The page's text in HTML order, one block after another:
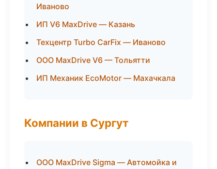
Иваново
ИП V6 MaxDrive — Казань
Техцентр Turbo CarFix — Иваново
ООО MaxDrive V6 — Тольятти
ИП Механик EcoMotor — Махачкала
Компании в Сургут
ООО MaxDrive Sigma — Автомойка и